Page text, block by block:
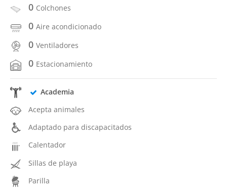
0 Colchones
0 Aire acondicionado
0 Ventiladores
0 Estacionamiento
Academia
Acepta animales
Adaptado para discapacitados
Calentador
Sillas de playa
Parilla